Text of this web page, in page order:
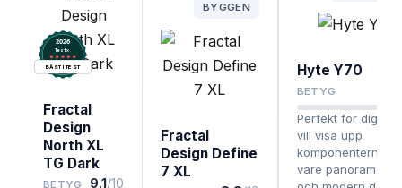
2026
Testix.
BÄST I TEST
Fractal
Design
North XL
TG Dark
BETYG 9.1/10
BYGGEN
Fractal
Design Define
7 XL
Hyte Y70
BETYG
Perfekt för dig
vill visa upp
komponenterna
vare